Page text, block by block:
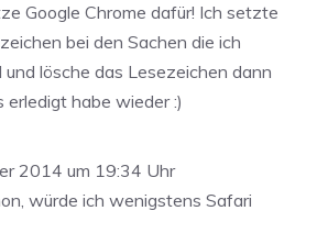
Google Chrome dafür! Ich setzte
bei den Sachen die ich
und lösche das Lesezeichen dann
erledigt habe wieder :)
2014 um 19:34 Uhr
würde ich wenigstens Safari